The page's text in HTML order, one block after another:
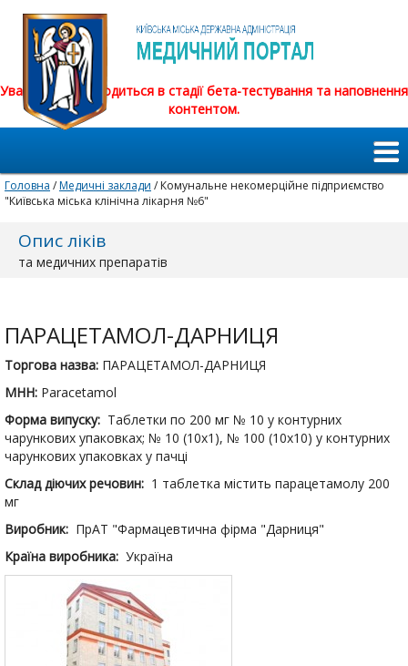
Увага! Сайт знаходиться в стадії бета-тестування та наповнення
контентом.
Головна /Медичні заклади / Комунальне некомерційне підприємство
"Київська міська клінічна лікарня №6"
Опис ліків
та медичних препаратів
ПАРАЦЕТАМОЛ-ДАРНИЦЯ
Торгова назва: ПАРАЦЕТАМОЛ-ДАРНИЦЯ
МНН: Paracetamol
Форма випуску: Таблетки по 200 мг № 10 у контурних
чарункових упаковках; № 10 (10х1), № 100 (10х10) у контурних
чарункових упаковках у пачці
Склад діючих речовин: 1 таблетка містить парацетамолу 200
мг
Виробник: ПрАТ "Фармацевтична фірма "Дарниця"
Країна виробника: Україна